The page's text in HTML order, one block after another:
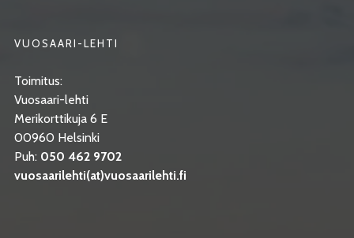
VUOSAARI-LEHTI
Toimitus:
Vuosaari-lehti
Merikorttikuja 6 E
00960 Helsinki
Puh: 050 462 9702
vuosaarilehti(at)vuosaarilehti.fi